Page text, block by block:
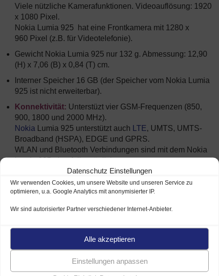
Datenschutz Einstellungen
Wir verwenden Cookies, um unsere Website und unseren Service zu
optimieren, u.a. Google Analytics mit anonymisierter IP.
Wir sind autorisierter Partner verschiedener Internet-Anbieter.
Alle akzeptieren
Einstellungen anpassen
Viele nützliche Kamerafunktionen. Videoauflösung: 1920
x 1080 Pixel.
Nokia Lumia 925 hat eine Frontkamera mit 1280 x
960 Pixel (z.B. für Videotelefonie).
Gewicht Nokia Lumia 925 nur 132 g. Abmessung: 12,90
(H) x 7,06 (B) x 0,84 (T) cm.
Interner Speicher 16 GB (der Speicher vom Nokia Lumia
925 ist nicht erweiterbar).
Konnektivität: Unterstüzt vier GSM-Frequenzen (850,
900, 1800 und 2000 MHz).
Nokia Lumia 925 unterstützt auch LTE, UMTS, UMTS-
Broadband (HSPA), EDGE und GPRS.
WLAN und Bluetooth Verbindungen sind mit dem Nokia
Lumia 925 ebenfalls möglich.
Nokia Lumia 925 ist ausgestattet mit einem NFC Chip für
bargeldloses Zahlen.
weitere Features.
Lieferumfang: Handy, Akku, Ladegerät, Datenkabel,
Headset, Sim-Schlüssel & Anleitung.